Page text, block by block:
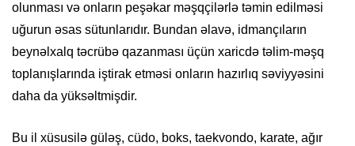
olunması və onların peşəkar məşqçilərlə təmin edilməsi
uğurun əsas sütunlarıdır. Bundan əlavə, idmançıların
beynəlxalq təcrübə qazanması üçün xaricdə təlim-məşq
toplanışlarında iştirak etməsi onların hazırlıq səviyyəsini
daha da yüksəltmişdir.
Bu il xüsusilə güləş, cüdo, boks, taekvondo, karate, ağır